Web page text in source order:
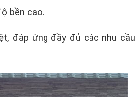
bền cao.
đáp ứng đầy đủ các nhu cầu